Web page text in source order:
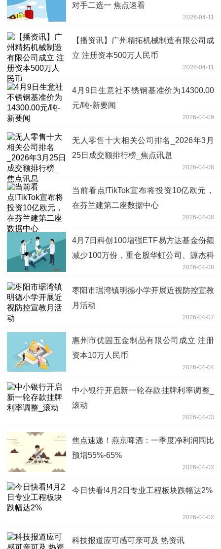
对手二选一 焦点速看
2026-04-11
【播资讯】广州精拓机械制造有限公司成
立 注册资本500万人民币
2026-04-11
4月9日生意社不锈钢基准价为14300.00
元/吨-新要闻
2026-04-09
无人零售十大相关公司排名_2026年3月
25日成交额排行榜_焦点讯息
2026-04-08
当前看点!TikTok宣布将投资10亿欧元，
在芬兰建第二座数据中心
2026-04-08
4月7日科创100增强ETF易方达基金份额
减少100万份，重仓股华虹公司、源杰科
2026-04-08
枣阳市琚湾镇明德小学开展近视防控宣教
月活动
2026-04-07
惠州市优固五金制品有限公司成立 注册
资本10万人民币
2026-04-04
中小银行开启新一轮存款挂牌利率调整_
滚动
2026-04-03
焦点速递！燕京啤酒：一季度净利润同比
预增55%-65%
2026-04-02
今日快看!4月2日专业工程板块跌幅达2%
2026-04-02
科技报道应可感可亲可及 热资讯